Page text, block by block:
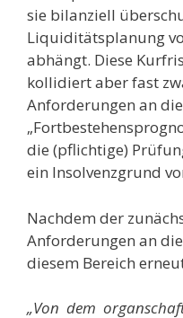
sie bilanziell
Liquiditätsplanung
abhängt. Diese
kollidiert aber fast
Anforderungen an
die (pflichtige)
ein Insolvenzgrund
Nachdem der
Anforderungen an
diesem Bereich
„Von dem